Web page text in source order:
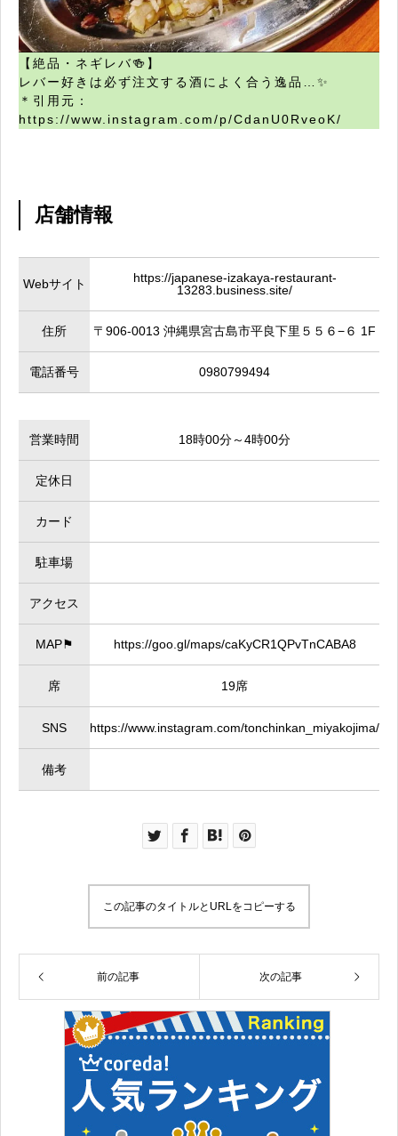
【絶品・ネギレバ🍻】
レバー好きは必ず注文する酒によく合う逸品…✨
＊引用元：
https://www.instagram.com/p/CdanU0RveoK/
店舗情報
Webサイト
https://japanese-izakaya-restaurant-
13283.business.site/
住所 〒906-0013 沖縄県宮古島市平良下里５５６−６ 1F
電話番号 0980799494
営業時間 18時00分～4時00分
定休日
カード
駐車場
アクセス
MAP⚑ https://goo.gl/maps/caKyCR1QPvTnCABA8
席 19席
SNS https://www.instagram.com/tonchinkan_miyakojima/
備考
この記事のタイトルとURLをコピーする
前の記事 次の記事